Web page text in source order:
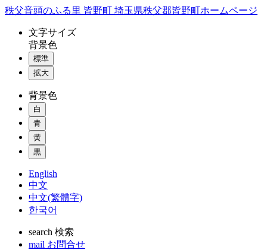
コ
秩父音頭のふる里 皆野町 埼玉県秩父郡皆野町ホームページ
文字サイズ
背景色
標準
拡大
背景色
白
青
黄
黒
English
中文
中文(繁體字)
한국어
search 検索
mail お問合せ